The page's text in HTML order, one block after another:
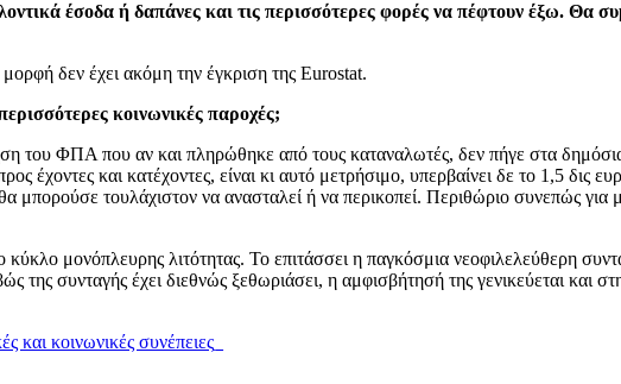
έσοδα ή δαπάνες και τις περισσότερες φορές να πέφτουν έξω. Θα
δεν έχει ακόμη την έγκριση της Eurostat.
κοινωνικές παροχές;
του ΦΠΑ που αν και πληρώθηκε από τους καταναλωτές, δεν πήγε στα δημόσια
έχοντες και κατέχοντες, είναι κι αυτό μετρήσιμο, υπερβαίνει δε το 1,5 δις
μπορούσε τουλάχιστον να ανασταλεί ή να περικοπεί. Περιθώριο συνεπώς
μονόπλευρης λιτότητας. Το επιτάσσει η παγκόσμια νεοφιλελεύθερη
της συνταγής έχει διεθνώς ξεθωριάσει, η αμφισβήτησή της γενικεύεται και
κοινωνικές συνέπειες_